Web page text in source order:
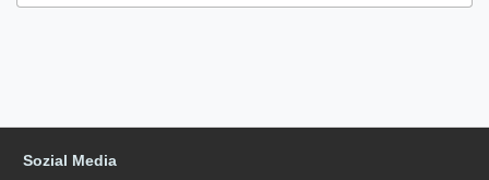
Sozial Media